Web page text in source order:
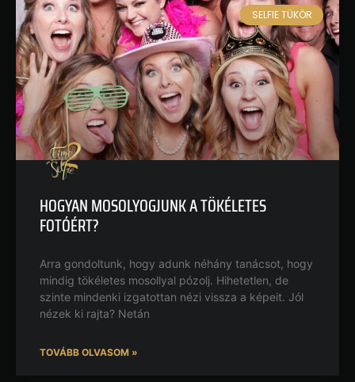
SELFIE TÜKÖR
HOGYAN MOSOLYOGJUNK A TÖKÉLETES
FOTÓÉRT?
Arra gondoltunk, hogy adunk néhány tanácsot, hogy
mindig tökéletes mosollyal pózolj. Hihetetlen, de
szinte mindenki izgatottan nézi vissza a képeit. Jól
nézek ki rajta? Netán
TOVÁBB OLVASOM »